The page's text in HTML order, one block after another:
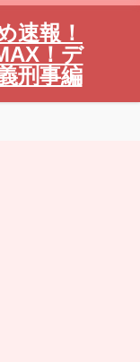
速報！
！デ
刑事編